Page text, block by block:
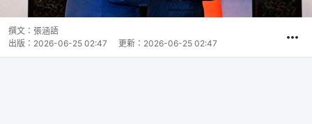
撰文： 張涵語
出版： 2026-06-25 02:47 更新： 2026-06-25 02:47